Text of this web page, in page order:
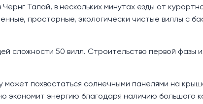
Талай, в нескольких минутах езды от
просторные, экологически чистые виллы с
сложности 50 вилл. Строительство первой фазы
может похвастаться солнечными панелями на
экономит энергию благодаря наличию большого